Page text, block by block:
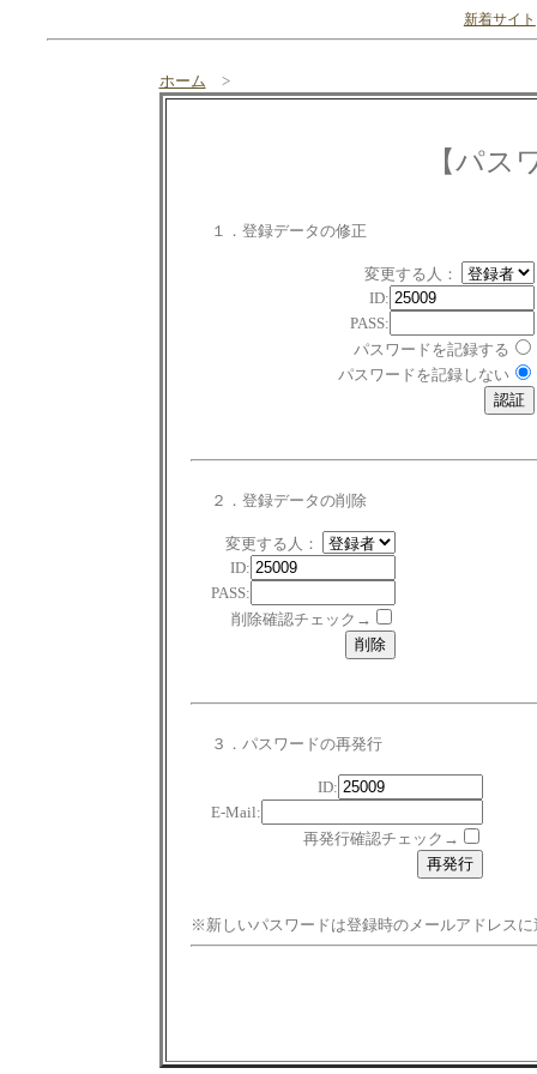
新着サイト
ホーム >
【パス
１．登録データの修正
変更する人：
ID:
PASS:
パスワードを記録する
パスワードを記録しない
２．登録データの削除
変更する人：
ID:
PASS:
削除確認チェック→
３．パスワードの再発行
ID:
E-Mail:
再発行確認チェック→
※新しいパスワードは登録時のメールアドレスに